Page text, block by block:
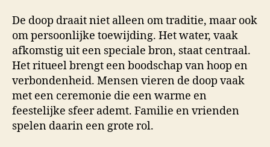
De doop draait niet alleen om traditie, maar ook
om persoonlijke toewijding. Het water, vaak
afkomstig uit een speciale bron, staat centraal.
Het ritueel brengt een boodschap van hoop en
verbondenheid. Mensen vieren de doop vaak
met een ceremonie die een warme en
feestelijke sfeer ademt. Familie en vrienden
spelen daarin een grote rol.